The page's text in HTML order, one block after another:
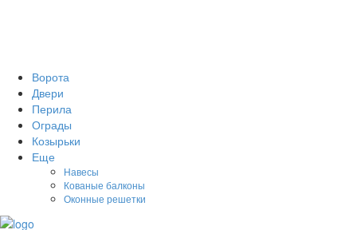
Ворота
Двери
Перила
Ограды
Козырьки
Еще
Навесы
Кованые балконы
Оконные решетки